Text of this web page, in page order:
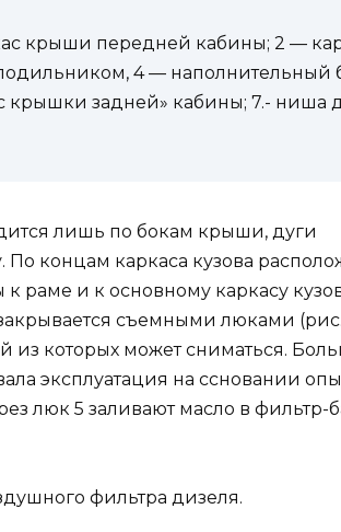
крыши передней кабины; 2 —
4 — наполнительный
задней» кабины; 7.- ниша
лишь по бокам крыши, дуги
концам каркаса кузова
раме и к основному каркасу
съемными люками (рис.
из которых может сниматься.
эксплуатация на ссновании
люк 5 заливают масло в фильтр-
фильтра дизеля.